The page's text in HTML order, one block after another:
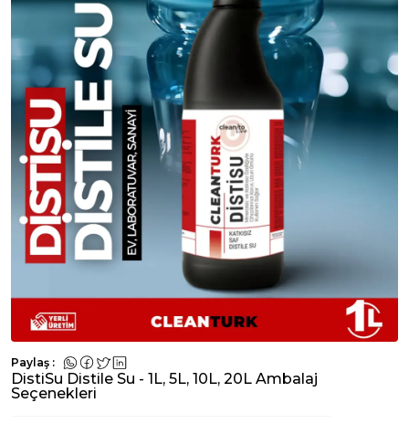
Paylaş :
DistiSu Distile Su - 1L, 5L, 10L, 20L Ambalaj
Seçenekleri